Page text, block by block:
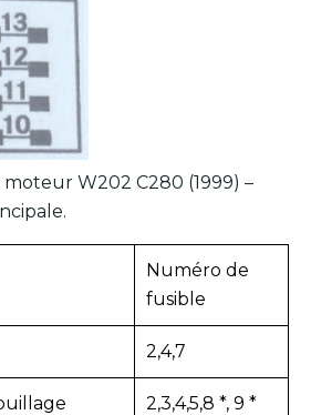
moteur W202 C280 (1999) –
Numéro de
fusible
2,4,7
2,3,4,5,8 *, 9 *